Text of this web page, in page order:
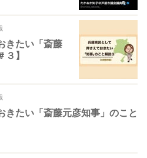
きたい「斎藤
】
きたい「斎藤元彦知事」のこと